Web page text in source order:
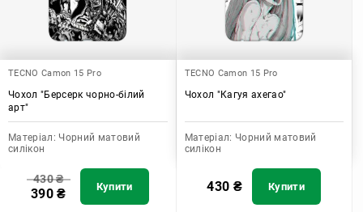
TECNO Camon 15 Pro
Чохол "Берсерк чорно-білий
арт"
Матеріал: Чорний матовий
силікон
430₴
390₴ Купити
TECNO Camon 15 Pro
Чохол "Кагуя ахегао"
Матеріал: Чорний матовий
силікон
430 ₴ Купити